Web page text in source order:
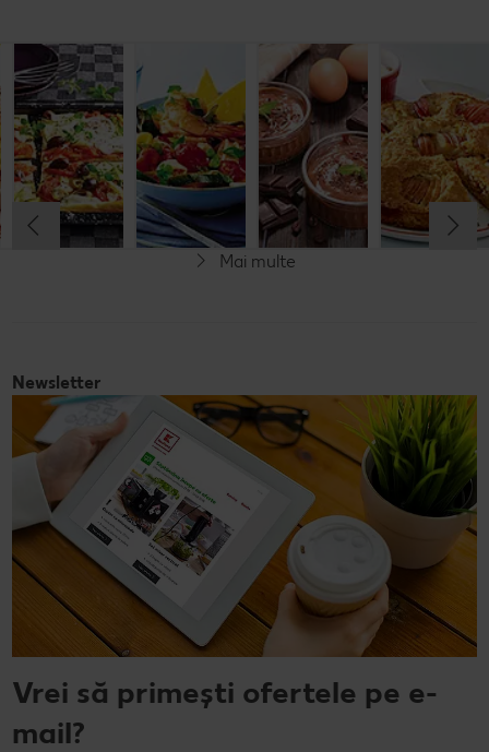
Budincă
italiană de
orez cu salată
de fructe
Cel mult 60 minute
Simplu
Clătite cu
legume și
mozzarella
Cel mult 30 minute
Simplu
Tocană
italienească
de pește
Cel mult 60 minute
Simplu
Cremă la
Cel mult 60 minute
Simplu
Mai multe
Newsletter
Vrei să primești ofertele pe e-
mail?